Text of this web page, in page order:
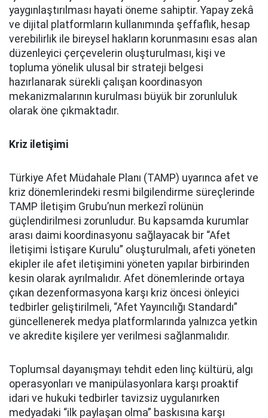
yaygınlaştırılması hayati öneme sahiptir. Yapay zekâ
ve dijital platformların kullanımında şeffaflık, hesap
verebilirlik ile bireysel hakların korunmasını esas alan
düzenleyici çerçevelerin oluşturulması, kişi ve
topluma yönelik ulusal bir strateji belgesi
hazırlanarak sürekli çalışan koordinasyon
mekanizmalarının kurulması büyük bir zorunluluk
olarak öne çıkmaktadır.
Kriz iletişimi
Türkiye Afet Müdahale Planı (TAMP) uyarınca afet ve
kriz dönemlerindeki resmi bilgilendirme süreçlerinde
TAMP İletişim Grubu’nun merkezî rolünün
güçlendirilmesi zorunludur. Bu kapsamda kurumlar
arası daimi koordinasyonu sağlayacak bir “Afet
İletişimi İstişare Kurulu” oluşturulmalı, afeti yöneten
ekipler ile afet iletişimini yöneten yapılar birbirinden
kesin olarak ayrılmalıdır. Afet dönemlerinde ortaya
çıkan dezenformasyona karşı kriz öncesi önleyici
tedbirler geliştirilmeli, “Afet Yayıncılığı Standardı”
güncellenerek medya platformlarında yalnızca yetkin
ve akredite kişilere yer verilmesi sağlanmalıdır.
Toplumsal dayanışmayı tehdit eden linç kültürü, algı
operasyonları ve manipülasyonlara karşı proaktif
idari ve hukuki tedbirler tavizsiz uygulanırken
medyadaki “ilk paylaşan olma” baskısına karşı